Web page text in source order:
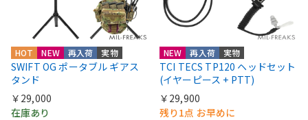
HOT NEW 再入荷 実物
SWIFT OG ポータブル ギアス
タンド
￥29,000
在庫あり
NEW 再入荷 実物
TCI TECS TP120 ヘッドセット
(イヤーピース + PTT)
￥29,900
残り1点 お早めに